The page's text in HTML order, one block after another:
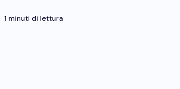
1 minuti di lettura